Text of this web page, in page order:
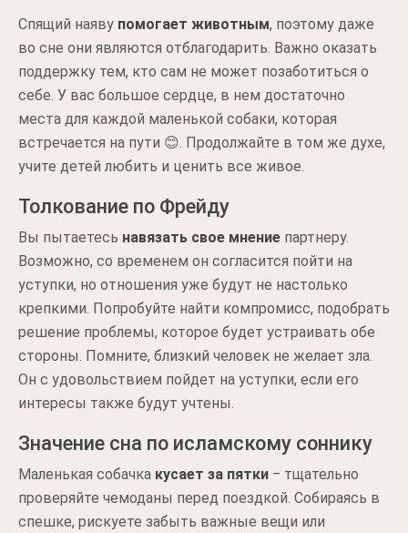
Спящий наяву помогает животным, поэтому даже
во сне они являются отблагодарить. Важно оказать
поддержку тем, кто сам не может позаботиться о
себе. У вас большое сердце, в нем достаточно
места для каждой маленькой собаки, которая
встречается на пути 😊. Продолжайте в том же духе,
учите детей любить и ценить все живое.
Толкование по Фрейду
Вы пытаетесь навязать свое мнение партнеру.
Возможно, со временем он согласится пойти на
уступки, но отношения уже будут не настолько
крепкими. Попробуйте найти компромисс, подобрать
решение проблемы, которое будет устраивать обе
стороны. Помните, близкий человек не желает зла.
Он с удовольствием пойдет на уступки, если его
интересы также будут учтены.
Значение сна по исламскому соннику
Маленькая собачка кусает за пятки ‒ тщательно
проверяйте чемоданы перед поездкой. Собираясь в
спешке, рискуете забыть важные вещи или